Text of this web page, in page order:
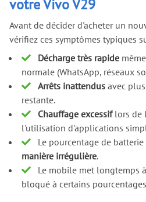
votre Vivo V29
Avant de décider d'acheter un
vérifiez ces symptômes typiques
Décharge très rapide
normale (WhatsApp, réseaux
Arrêts inattendusavec
restante.
Chauffage excessiflors de
l'utilisation d'applications
Le pourcentage de batterie
manière irrégulière.
Le mobile met longtemps
bloqué à certains